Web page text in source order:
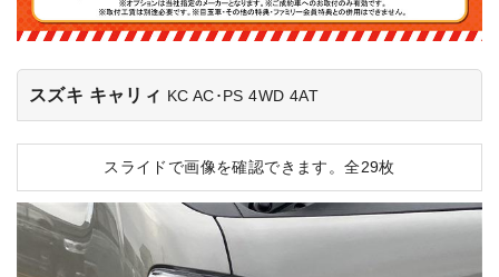
スズキ キャリィ KC AC･PS 4WD 4AT
スライドで画像を確認できます。全29枚